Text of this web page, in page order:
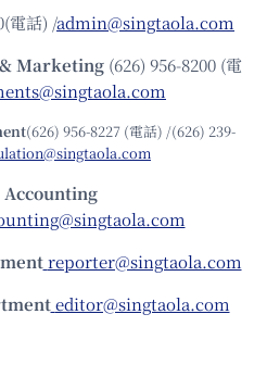
電話) /admin@singtaola.com
Marketing (626) 956-8200 (電
(626) 956-8227 (電話) /(626) 239-
Accounting
reporter@singtaola.com
editor@singtaola.com